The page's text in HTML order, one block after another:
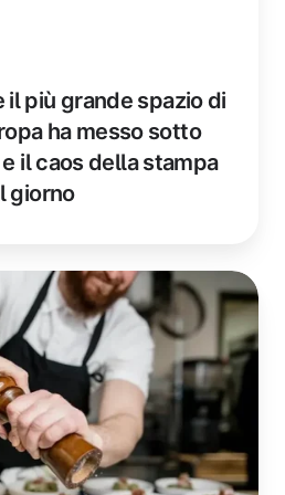
il più grande spazio di
ha messo sotto
il caos della stampa
giorno